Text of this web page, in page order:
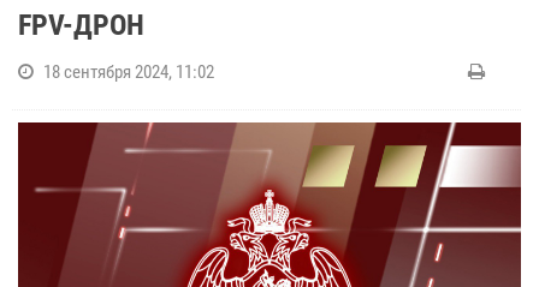
FPV-ДРОН
18 сентября 2024, 11:02